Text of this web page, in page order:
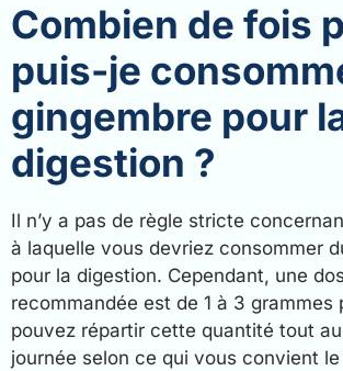
Combien de fois
puis-je
gingembre pour
digestion ?
Il n’y a pas de règle stricte
à laquelle vous devriez consommer
pour la digestion. Cependant, une
recommandée est de 1 à 3 grammes
pouvez répartir cette quantité tout
journée selon ce qui vous convient le